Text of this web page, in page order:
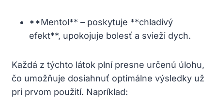
**Mentol** – poskytuje **chladivý
efekt**, upokojuje bolesť a svieži dych.
Každá z týchto látok plní presne určenú úlohu,
čo umožňuje dosiahnuť optimálne výsledky už
pri prvom použití. Napríklad: